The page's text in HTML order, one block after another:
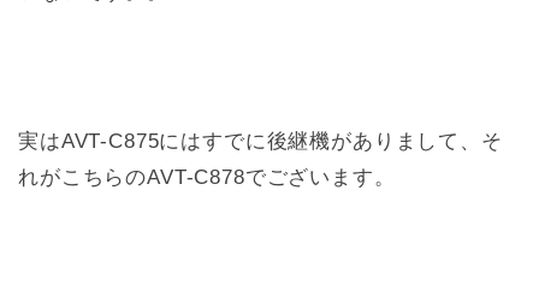
実はAVT-C875にはすでに後継機がありまして、そ
れがこちらのAVT-C878でございます。